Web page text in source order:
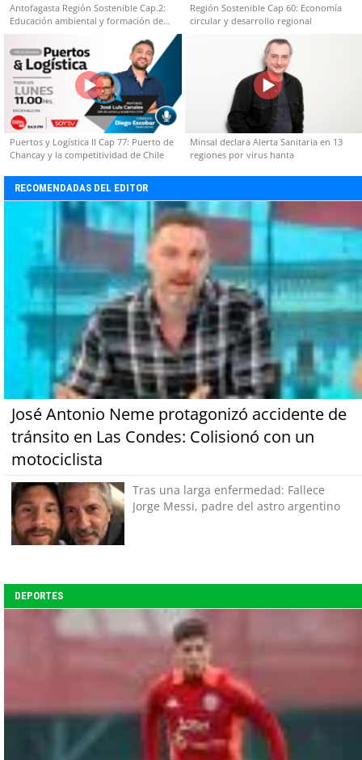
Antofagasta Región Sostenible Cap.2:
Educación ambiental y formación de
capacidades técnicas
Región Sostenible Cap 60: Economía
circular y desarrollo regional
Puertos y Logística II Cap 77: Puerto de
Chancay y la competitividad de Chile
Minsal declara Alerta Sanitaria en 13
regiones por virus hanta
RECOMENDADAS DEL EDITOR
José Antonio Neme protagonizó accidente de
tránsito en Las Condes: Colisionó con un
motociclista
Tras una larga enfermedad: Fallece
Jorge Messi, padre del astro argentino
DEPORTES